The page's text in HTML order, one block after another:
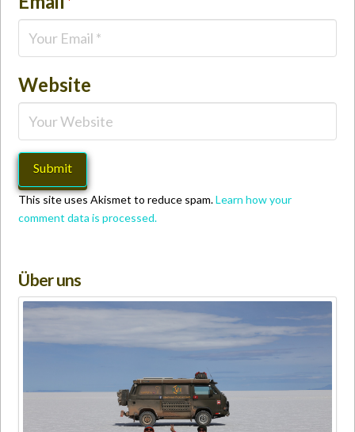
Website
This site uses Akismet to reduce spam.Learn how your
comment data is processed.
Über uns